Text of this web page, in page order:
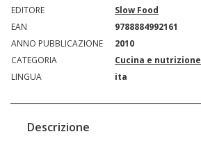
EDITORE
Slow Food
EAN
9788884992161
ANNO PUBBLICAZIONE
2010
CATEGORIA
Cucina e nutrizione
LINGUA
ita
Descrizione